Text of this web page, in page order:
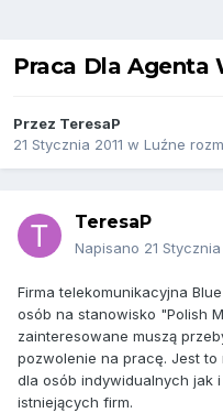
Praca Dla Agenta
Przez TeresaP
21 Stycznia 2011 w Luźne
TeresaP
Napisano 21 Stycznia
Firma telekomunikacyjna
osób na stanowisko "Polish
zainteresowane muszą
pozwolenie na pracę. Jest
dla osób indywidualnych jak
istniejących firm.